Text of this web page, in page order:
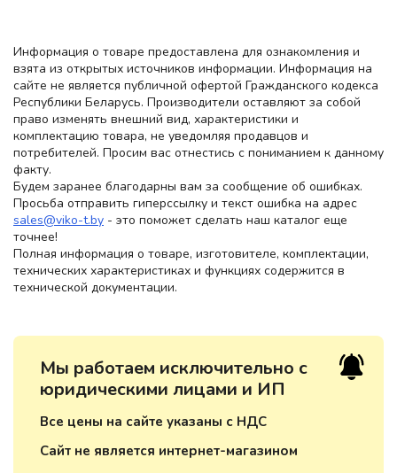
Информация о товаре предоставлена для ознакомления и
взята из открытых источников информации. Информация на
сайте не является публичной офертой Гражданского кодекса
Республики Беларусь. Производители оставляют за собой
право изменять внешний вид, характеристики и
комплектацию товара, не уведомляя продавцов и
потребителей. Просим вас отнестись с пониманием к данному
факту.
Будем заранее благодарны вам за сообщение об ошибках.
Просьба отправить гиперссылку и текст ошибка на адрес
sales@viko-t.by - это поможет сделать наш каталог еще
точнее!
Полная информация о товаре, изготовителе, комплектации,
технических характеристиках и функциях содержится в
технической документации.
Мы работаем исключительно с
юридическими лицами и ИП
Все цены на сайте указаны с НДС
Сайт не является интернет-магазином